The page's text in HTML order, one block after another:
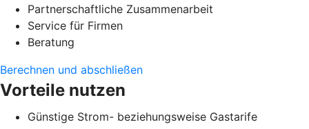
Partnerschaftliche Zusammenarbeit
Service für Firmen
Beratung
Berechnen und abschließen
Vorteile nutzen
Günstige Strom- beziehungsweise Gastarife